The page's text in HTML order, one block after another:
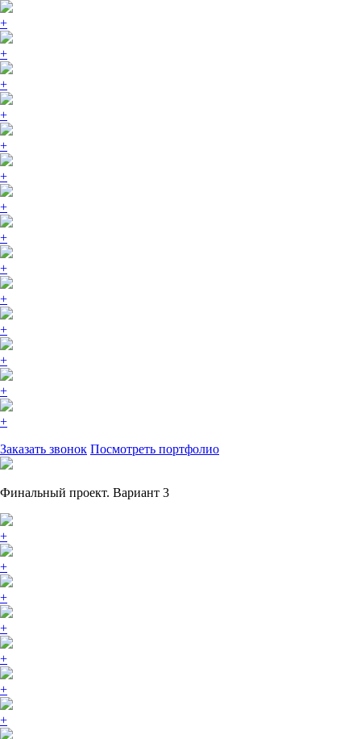
+
+
+
+
+
+
+
+
+
+
+
+
+
+
Заказать звонок Посмотреть портфолио
Финальный проект. Вариант 3
+
+
+
+
+
+
+